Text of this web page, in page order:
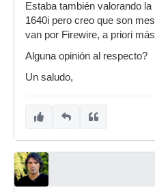
Estaba también valorando
1640i pero creo que son
van por Firewire, a priori
Alguna opinión al respecto?
Un saludo,